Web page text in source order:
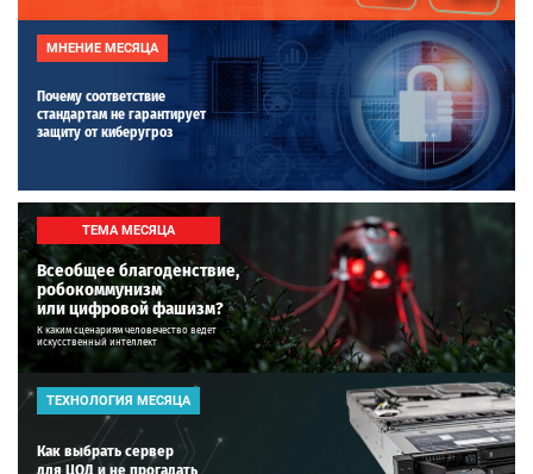
МНЕНИЕ МЕСЯЦА
Почему соответствие
стандартам не гарантирует
защиту от киберугроз
ТЕМА МЕСЯЦА
Всеобщее благоденствие,
робокоммунизм
или цифровой фашизм?
К каким сценариям человечество ведет
искусственный интеллект
ТЕХНОЛОГИЯ МЕСЯЦА
Как выбрать сервер
для ЦОД и не прогадать